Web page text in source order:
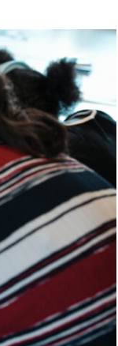
Album photos 2023
Album photos 2022
Album photos 2021
Album photos 2018